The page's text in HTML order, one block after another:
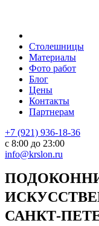
Столешницы
Материалы
Фото работ
Блог
Цены
Контакты
Партнерам
+7 (921) 936-18-36
с 8:00 до 23:00
info@krslon.ru
САНКТ-